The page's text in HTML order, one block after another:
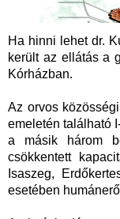
Ha hinni lehet dr.
került az ellátás a
Kórházban.
Az orvos
emeletén található
a másik három
csökkentett
Isaszeg,
esetében